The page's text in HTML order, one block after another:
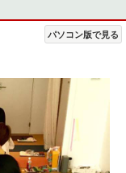
パソコン版で見る